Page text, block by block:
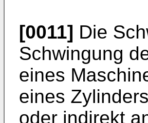
[0011] Die
Schwingung
eines
eines
oder indirekt